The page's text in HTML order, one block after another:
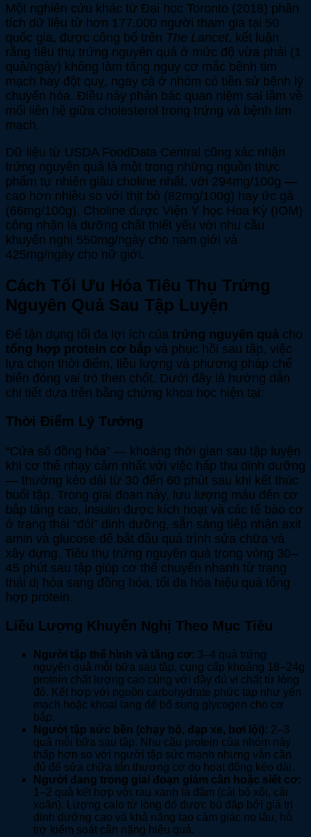
Một nghiên cứu khác từ Đại học Toronto (2018) phân
tích dữ liệu từ hơn 177.000 người tham gia tại 50
quốc gia, được công bố trên The Lancet, kết luận
rằng tiêu thụ trứng nguyên quả ở mức độ vừa phải (1
quả/ngày) không làm tăng nguy cơ mắc bệnh tim
mạch hay đột quỵ, ngay cả ở nhóm có tiền sử bệnh lý
chuyển hóa. Điều này phản bác quan niệm sai lầm về
mối liên hệ giữa cholesterol trong trứng và bệnh tim
mạch.
Dữ liệu từ USDA FoodData Central cũng xác nhận
trứng nguyên quả là một trong những nguồn thực
phẩm tự nhiên giàu choline nhất, với 294mg/100g —
cao hơn nhiều so với thịt bò (82mg/100g) hay ức gà
(66mg/100g). Choline được Viện Y học Hoa Kỳ (IOM)
công nhận là dưỡng chất thiết yếu với nhu cầu
khuyến nghị 550mg/ngày cho nam giới và
425mg/ngày cho nữ giới.
Cách Tối Ưu Hóa Tiêu Thụ Trứng
Nguyên Quả Sau Tập Luyện
Để tận dụng tối đa lợi ích của trứng nguyên quả cho
tổng hợp protein cơ bắp và phục hồi sau tập, việc
lựa chọn thời điểm, liều lượng và phương pháp chế
biến đóng vai trò then chốt. Dưới đây là hướng dẫn
chi tiết dựa trên bằng chứng khoa học hiện tại:
Thời Điểm Lý Tưởng
“Cửa sổ đồng hóa” — khoảng thời gian sau tập luyện
khi cơ thể nhạy cảm nhất với việc hấp thu dinh dưỡng
— thường kéo dài từ 30 đến 60 phút sau khi kết thúc
buổi tập. Trong giai đoạn này, lưu lượng máu đến cơ
bắp tăng cao, insulin được kích hoạt và các tế bào cơ
ở trạng thái “đói” dinh dưỡng, sẵn sàng tiếp nhận axit
amin và glucose để bắt đầu quá trình sửa chữa và
xây dựng. Tiêu thụ trứng nguyên quả trong vòng 30–
45 phút sau tập giúp cơ thể chuyển nhanh từ trạng
thái dị hóa sang đồng hóa, tối đa hóa hiệu quả tổng
hợp protein.
Liều Lượng Khuyến Nghị Theo Mục Tiêu
Người tập thể hình và tăng cơ: 3–4 quả trứng
nguyên quả mỗi bữa sau tập, cung cấp khoảng 18–24g
protein chất lượng cao cùng với đầy đủ vi chất từ lòng
đỏ. Kết hợp với nguồn carbohydrate phức tạp như yến
mạch hoặc khoai lang để bổ sung glycogen cho cơ
bắp.
Người tập sức bền (chạy bộ, đạp xe, bơi lội): 2–3
quả mỗi bữa sau tập. Nhu cầu protein của nhóm này
thấp hơn so với người tập sức mạnh nhưng vẫn cần
đủ để sửa chữa tổn thương cơ do hoạt động kéo dài.
Người đang trong giai đoạn giảm cân hoặc siết cơ:
1–2 quả kết hợp với rau xanh lá đậm (cải bó xôi, cải
xoăn). Lượng calo từ lòng đỏ được bù đắp bởi giá trị
dinh dưỡng cao và khả năng tạo cảm giác no lâu, hỗ
trợ kiểm soát cân nặng hiệu quả.